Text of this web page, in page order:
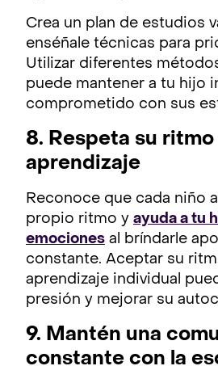
Crea un plan de estudios
enséñale técnicas para
Utilizar diferentes
puede mantener a tu hijo
comprometido con sus
8. Respeta su ritmo
aprendizaje
Reconoce que cada niño
propio ritmo y ayuda a tu
emociones al bríndarle
constante. Aceptar su
aprendizaje individual
presión y mejorar su
9. Mantén una
constante con la